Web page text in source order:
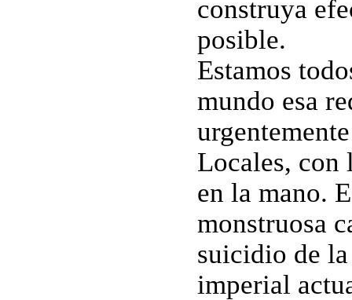
construya
posible.
Estamos
mundo esa
Locales, con
en la mano.
monstruosa
suicidio de
imperial